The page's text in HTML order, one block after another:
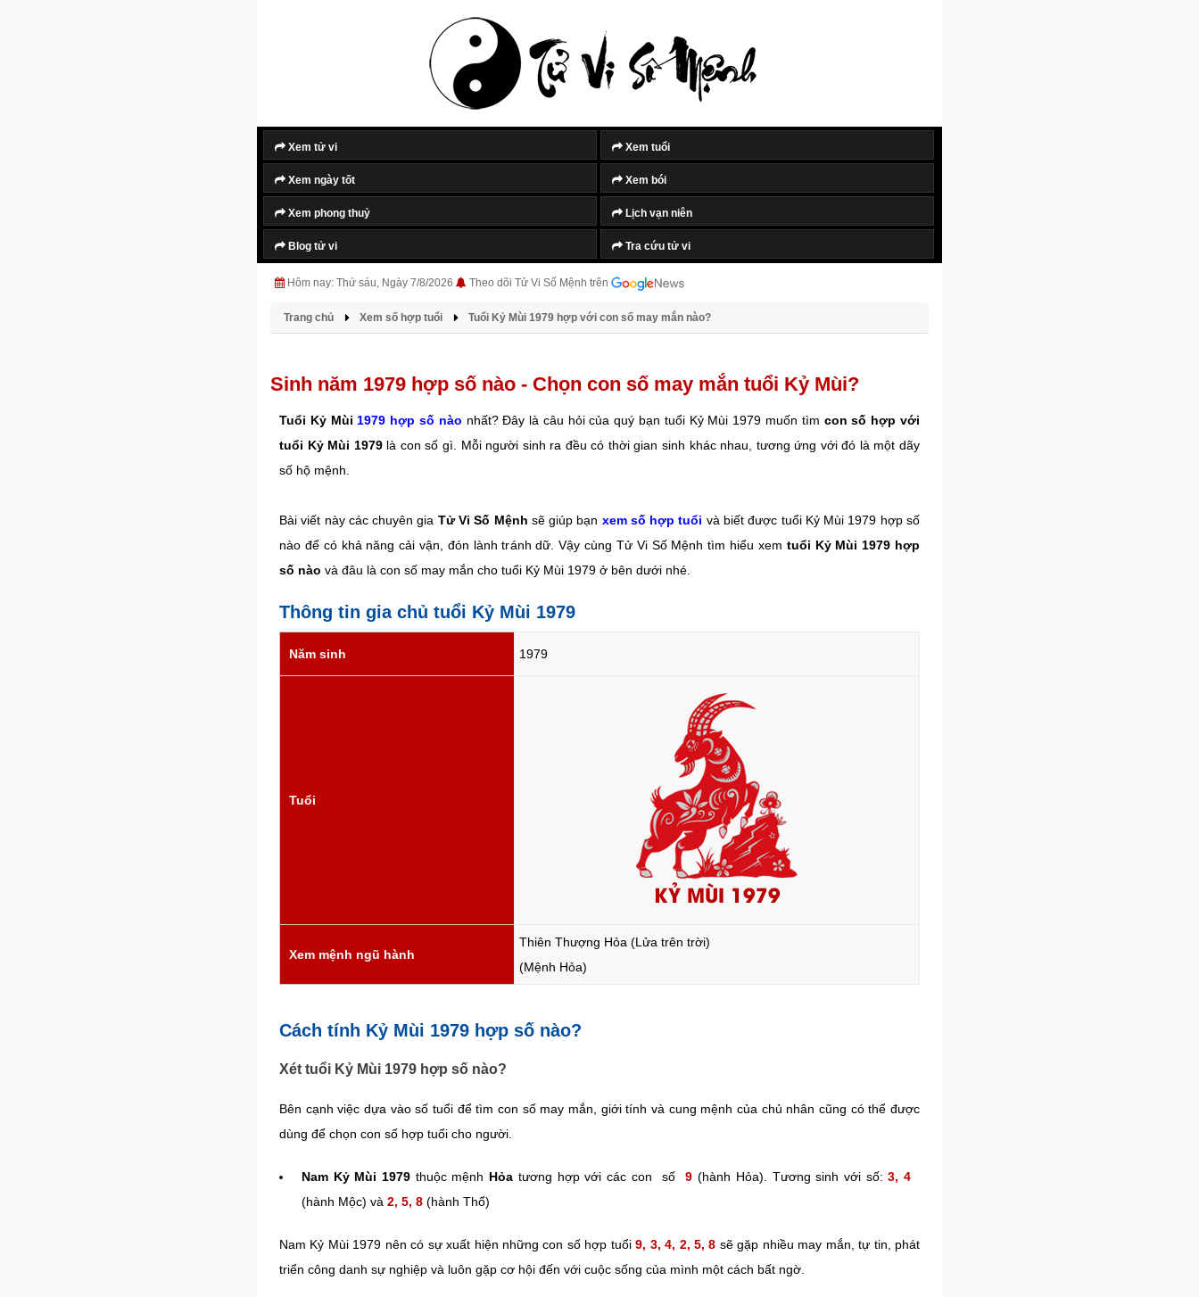
Xem tử vi Xem tuổi
Xem ngày tốt Xem bói
Xem phong thuỷ Lịch vạn niên
Blog tử vi Tra cứu tử vi
Hôm nay: Thứ sáu, Ngày 7/8/2026 Theo dõi Tử Vi Số Mệnh trên
Trang chủ Xem số hợp tuổi Tuổi Kỷ Mùi 1979 hợp với con số may mắn nào?
Sinh năm 1979 hợp số nào - Chọn con số may mắn tuổi Kỷ Mùi?
Tuổi Kỷ Mùi 1979 hợp số nào nhất? Đây là câu hỏi của quý bạn tuổi Kỷ Mùi 1979 muốn tìm con số hợp với
tuổi Kỷ Mùi 1979là con số gì. Mỗi người sinh ra đều có thời gian sinh khác nhau, tương ứng với đó là một dãy
số hộ mệnh.
Bài viết này các chuyên gia Tử Vi Số Mệnh sẽ giúp bạn xem số hợp tuổi và biết được tuổi Kỷ Mùi 1979 hợp số
nào để có khả năng cải vận, đón lành tránh dữ. Vậy cùng Tử Vi Số Mệnh tìm hiểu xem tuổi Kỷ Mùi 1979 hợp
số nào và đâu là con số may mắn cho tuổi Kỷ Mùi 1979 ở bên dưới nhé.
Thông tin gia chủ tuổi Kỷ Mùi 1979
Năm sinh 1979
Tuổi
KỶ MÙI 1979
Xem mệnh ngũ hành
Thiên Thượng Hỏa (Lửa trên trời)
(Mệnh Hỏa)
Cách tính Kỷ Mùi 1979 hợp số nào?
Xét tuổi Kỷ Mùi 1979 hợp số nào?
Bên cạnh việc dựa vào số tuổi để tìm con số may mắn, giới tính và cung mệnh của chủ nhân cũng có thể được
dùng để chọn con số hợp tuổi cho người.
Nam Kỷ Mùi 1979 thuộc mệnh Hỏa tương hợp với các con số9 (hành Hỏa). Tương sinh với số:3, 4
(hành Mộc) và 2, 5, 8 (hành Thổ)
Nam Kỷ Mùi 1979 nên có sự xuất hiện những con số hợp tuổi9, 3, 4, 2, 5, 8 sẽ gặp nhiều may mắn, tự tin, phát
triển công danh sự nghiệp và luôn gặp cơ hội đến với cuộc sống của mình một cách bất ngờ.